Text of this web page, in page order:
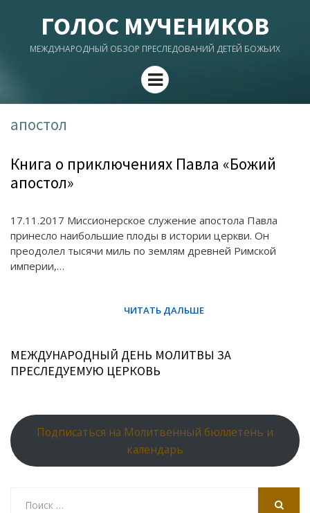
ГОЛОС МУЧЕНИКОВ
МЕЖДУНАРОДНЫЙ ОБЗОР ПРЕСЛЕДОВАНИЙ ДЕТЕЙ БОЖЬИХ
Menu
апостол
Книга о приключениях Павла «Божий
апостол»
17.11.2017 Миссионерское служение апостола Павла
принесло наибольшие плоды в истории церкви. Он
преодолел тысячи миль по землям древней Римской
империи,…
МЕЖДУНАРОДНЫЙ ДЕНЬ МОЛИТВЫ ЗА
ПРЕСЛЕДУЕМУЮ ЦЕРКОВЬ
Подписаться на Молитвенный бюллетень и
календарь